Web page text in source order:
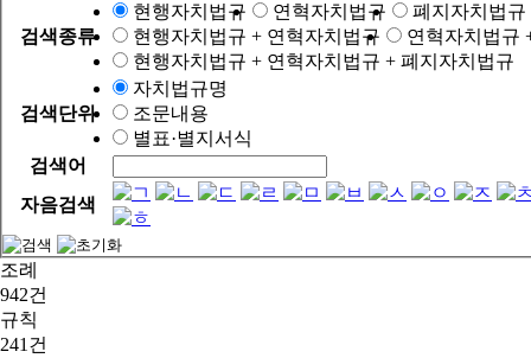
검색종류
현행자치법규 연혁자치법규
폐지자치법규
현행자치법규 + 연혁자치법규
연혁자치법규
현행자치법규 + 연혁자치법규 + 폐지자치법규
검색단위
자치법규명
조문내용
별표·별지서식
검색어
자음검색
조례
942건
규칙
241건